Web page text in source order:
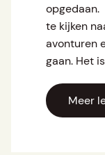
opgedaan.
te kijken
avonturen
gaan. Het
Meer